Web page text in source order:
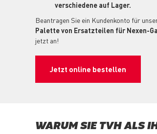
verschiedene auf Lager.
Beantragen Sie ein Kundenkonto für
Palette von Ersatzteilen für Nexen-
jetzt an!
Jetzt online bestellen
WARUM SIE TVH ALS